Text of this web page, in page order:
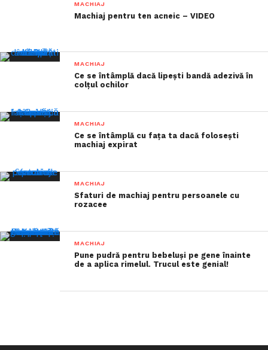
MACHIAJ
Machiaj pentru ten acneic – VIDEO
MACHIAJ
Ce se întâmplă dacă lipești bandă adezivă în
colțul ochilor
MACHIAJ
Ce se întâmplă cu fața ta dacă folosești
machiaj expirat
MACHIAJ
Sfaturi de machiaj pentru persoanele cu
rozacee
MACHIAJ
Pune pudră pentru bebeluși pe gene înainte
de a aplica rimelul. Trucul este genial!